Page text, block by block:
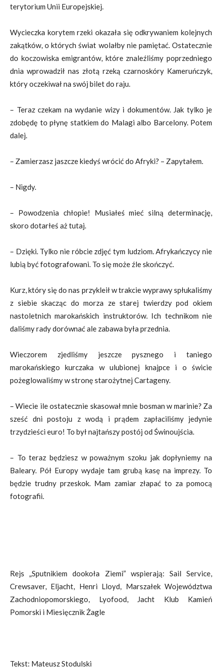
terytorium Unii Europejskiej.
Wycieczka korytem rzeki okazała się odkrywaniem kolejnych
zakątków, o których świat wolałby nie pamiętać. Ostatecznie
do koczowiska emigrantów, które znaleźliśmy poprzedniego
dnia wprowadził nas złotą rzeką czarnoskóry Kameruńczyk,
który oczekiwał na swój bilet do raju.
– Teraz czekam na wydanie wizy i dokumentów. Jak tylko je
zdobędę to płynę statkiem do Malagi albo Barcelony. Potem
dalej.
– Zamierzasz jaszcze kiedyś wrócić do Afryki? – Zapytałem.
– Nigdy.
– Powodzenia chłopie! Musiałeś mieć silną determinację,
skoro dotarłeś aż tutaj.
– Dzięki. Tylko nie róbcie zdjęć tym ludziom. Afrykańczycy nie
lubią być fotografowani. To się może źle skończyć.
Kurz, który się do nas przykleił w trakcie wyprawy spłukaliśmy
z siebie skacząc do morza ze starej twierdzy pod okiem
nastoletnich marokańskich instruktorów. Ich technikom nie
daliśmy rady dorównać ale zabawa była przednia.
Wieczorem zjedliśmy jeszcze pysznego i taniego
marokańskiego kurczaka w ulubionej knajpce i o świcie
pożeglowaliśmy w stronę starożytnej Cartageny.
– Wiecie ile ostatecznie skasował mnie bosman w marinie? Za
sześć dni postoju z wodą i prądem zapłaciliśmy jedynie
trzydzieści euro! To był najtańszy postój od Świnoujścia.
– To teraz będziesz w poważnym szoku jak dopłyniemy na
Baleary. Pół Europy wydaje tam grubą kasę na imprezy. To
będzie trudny przeskok. Mam zamiar złapać to za pomocą
fotografii.
Rejs „Sputnikiem dookoła Ziemi” wspierają: Sail Service,
Crewsaver, Eljacht, Henri Lloyd, Marszałek Województwa
Zachodniopomorskiego, Lyofood, Jacht Klub Kamień
Pomorski i Miesięcznik Żagle
Tekst: Mateusz Stodulski